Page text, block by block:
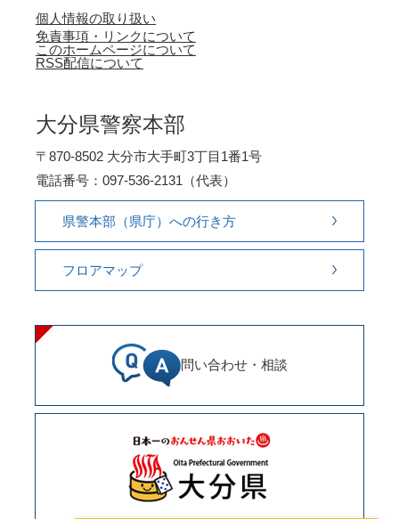
個人情報の取り扱い
免責事項・リンクについて
このホームページについて
RSS配信について
大分県警察本部
〒870-8502 大分市大手町3丁目1番1号
電話番号：097-536-2131（代表）
県警本部（県庁）への行き方
フロアマップ
問い合わせ・相談